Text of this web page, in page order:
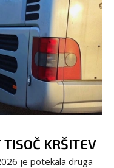
KRŠITEV
je potekala druga